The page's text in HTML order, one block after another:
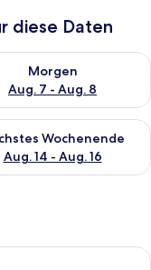
diese Daten
Aug. 6 - Aug. 7.
Morgen
Aug. 7 - Aug. 8
die Verfügbarkeit
Aug. 7
Wochenende
Aug. 14 - Aug. 16
die Verfügbarkeit
mit Bett,